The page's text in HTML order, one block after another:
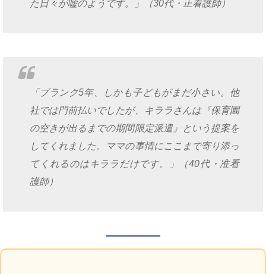
た日々が嘘のようです。」（30代・正看護師）
「ブランク5年、しかも子どもがまだ小さい。他
社では門前払いでしたが、キララさんは『保育園
の空きが出るまでの期間限定派遣』という提案を
してくれました。ママの事情にここまで寄り添っ
てくれるのはキララだけです。」（40代・准看
護師）